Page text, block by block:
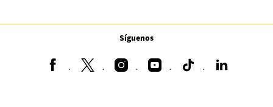
Síguenos